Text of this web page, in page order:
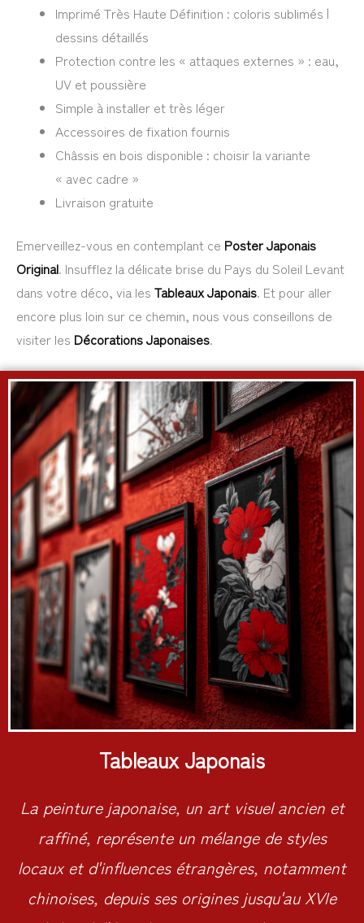
Imprimé Très Haute Définition : coloris sublimés |
dessins détaillés
Protection contre les « attaques externes » : eau,
UV et poussière
Simple à installer et très léger
Accessoires de fixation fournis
Châssis en bois disponible : choisir la variante
« avec cadre »
Livraison gratuite
Emerveillez-vous en contemplant ce Poster Japonais
Original. Insufflez la délicate brise du Pays du Soleil Levant
dans votre déco, via les Tableaux Japonais. Et pour aller
encore plus loin sur ce chemin, nous vous conseillons de
visiter les Décorations Japonaises.
Tableaux Japonais
La peinture japonaise, un art visuel ancien et
raffiné, représente un mélange de styles
locaux et d'influences étrangères, notamment
chinoises, depuis ses origines jusqu'au XVIe